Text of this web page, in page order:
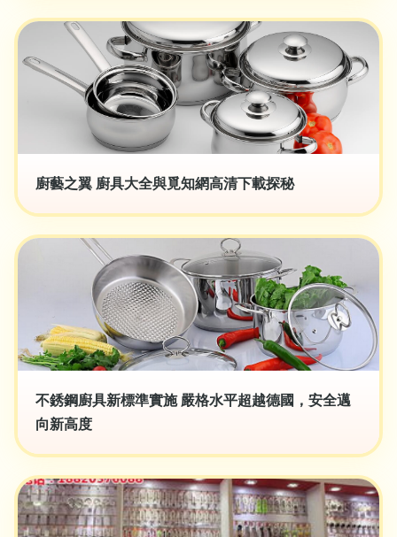
廚藝之翼 廚具大全與覓知網高清下載探秘
不銹鋼廚具新標準實施 嚴格水平超越德國，安全邁
向新高度